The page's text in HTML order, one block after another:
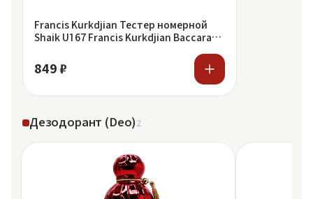
Francis Kurkdjian Тестер номерной
Shaik U167 Francis Kurkdjian Baccarat
849 ₽
Дезодорант (Deo)2